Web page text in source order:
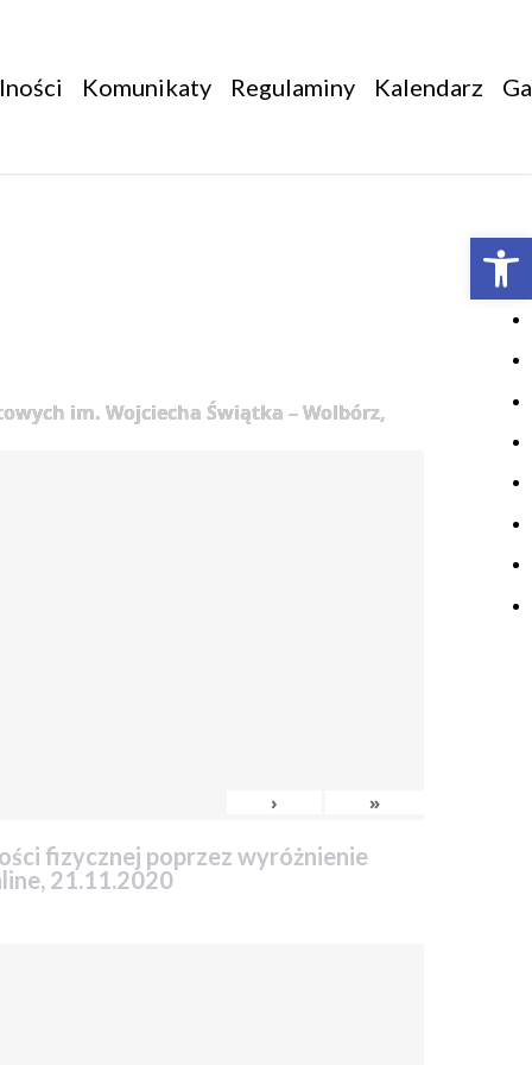
Komunikaty Regulaminy Kalendarz
im. Wojciecha Świątka – Wolbórz,
› »
fizycznej poprzez wyróżnienie
21.11.2020